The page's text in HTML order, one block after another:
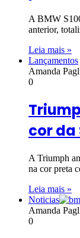
A BMW
anterior,
Leia mais »
Lançamentos
Amanda
0
cor da
A Triumph
na cor preta
Leia mais »
Noticias
Amanda
0